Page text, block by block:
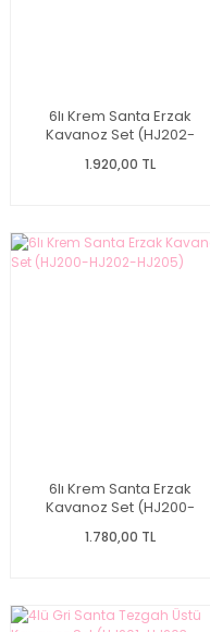
6lı Krem Santa Erzak
Kavanoz Set (HJ202-
1.920,00 TL
6lı Krem Santa Erzak
Kavanoz Set (HJ200-
1.780,00 TL